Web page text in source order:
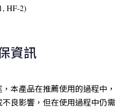
HF-2)
資訊
本產品在推薦使用的過程中，
良影響，但在使用過程中仍需